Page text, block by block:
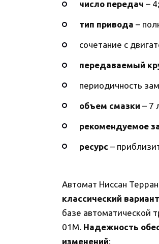
число передач – 4;
тип привода –
сочетание с
передаваемый
периодичность
объем смазки – 7
рекомендуемое
ресурс –
Автомат Ниссан
классический
базе автоматической
01M. Надежность
изменений: